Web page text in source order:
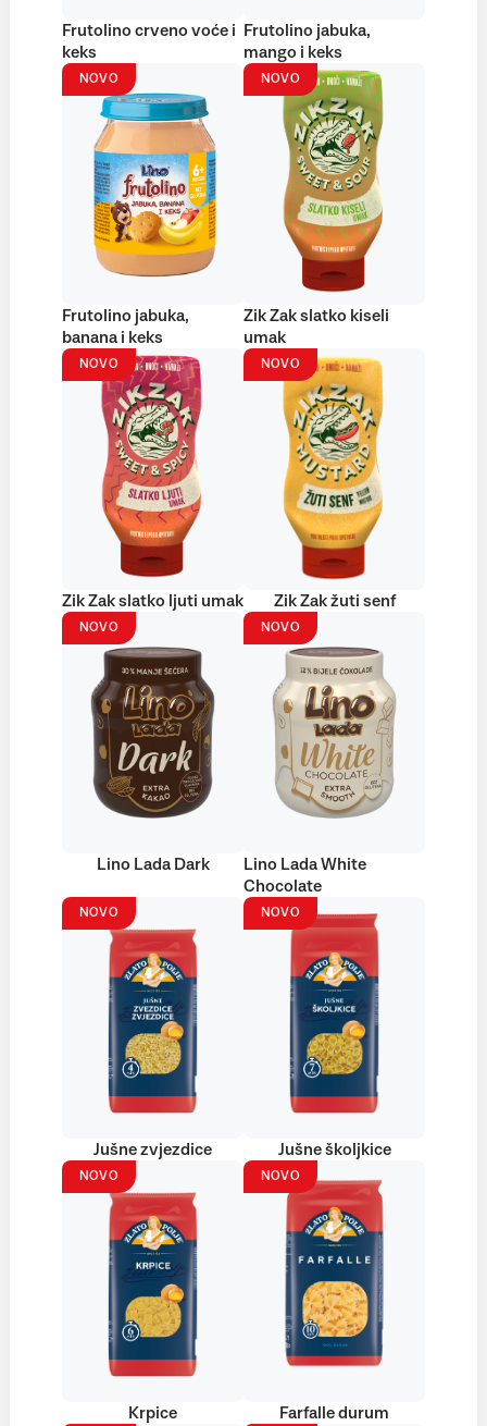
Frutolino crveno voće i
keks
Frutolino jabuka,
mango i keks
NOVO
Frutolino jabuka,
banana i keks
NOVO
Zik Zak slatko kiseli
umak
NOVO
Zik Zak slatko ljuti umak
NOVO
Zik Zak žuti senf
NOVO
Lino Lada Dark
NOVO
Lino Lada White
Chocolate
NOVO
Jušne zvjezdice
NOVO
Jušne školjkice
NOVO
Krpice
NOVO
Farfalle durum